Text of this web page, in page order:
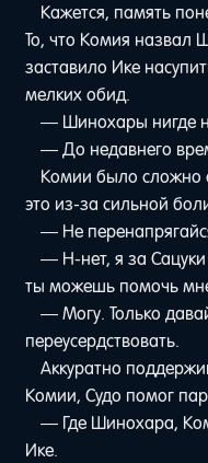
Кажется, память
То, что Комия назвал
заставило Ике
мелких обид.
— Шинохары нигде
— До недавнего
Комии было сложно
это из-за сильной
— Не
— Н-нет, я за
ты можешь помочь
— Могу. Только
переусердствовать.
Аккуратно
Комии, Судо помог
— Где Шинохара,
Ике.